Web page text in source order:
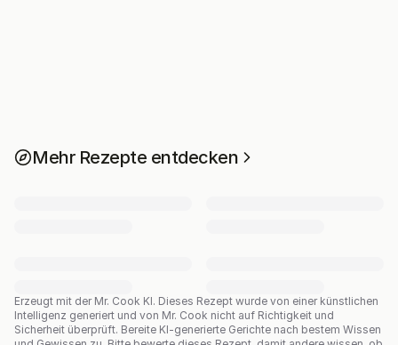
Mehr Rezepte entdecken
Erzeugt mit der Mr. Cook KI. Dieses Rezept wurde von einer künstlichen
Intelligenz generiert und von Mr. Cook nicht auf Richtigkeit und
Sicherheit überprüft. Bereite KI-generierte Gerichte nach bestem Wissen